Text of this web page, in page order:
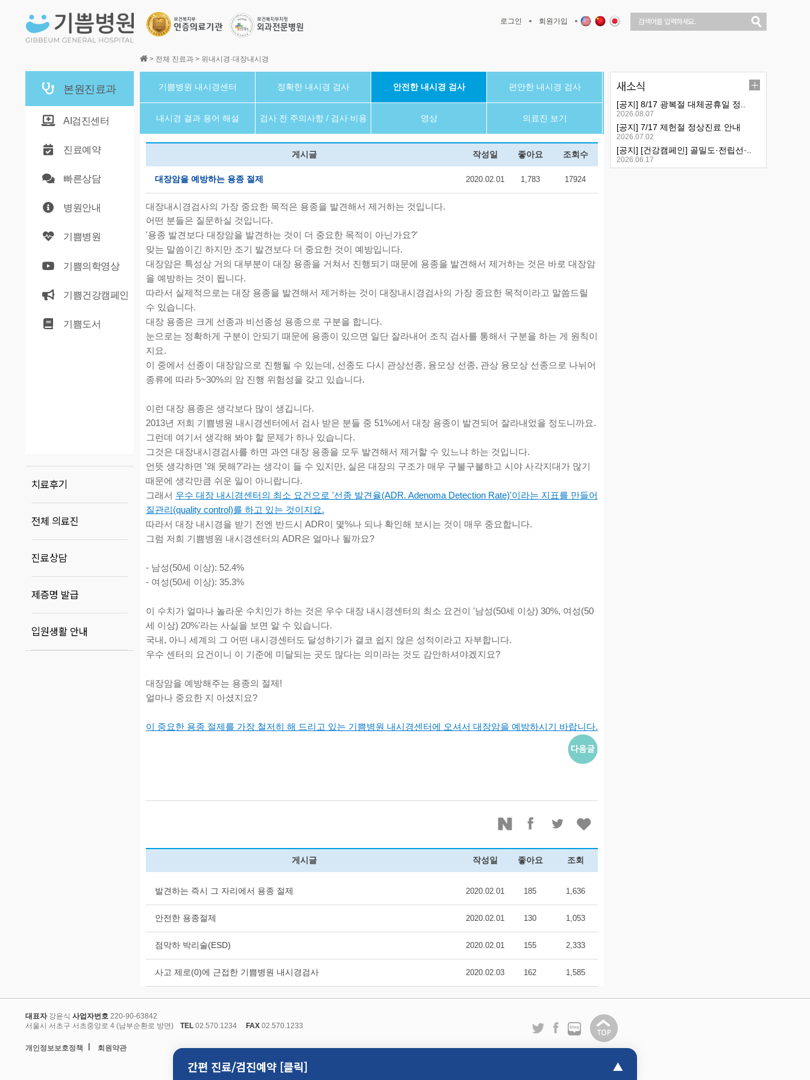
로그인 회원가입
본원진료과
AI검진센터
진료예약
빠른상담
병원안내
기쁨병원
기쁨의학영상
기쁨건강캠페인
기쁨도서
치료후기
전체 의료진
진료상담
제증명 발급
입원생활 안내
> 전체 진료과 > 위내시경·대장내시경
기쁨병원 내시경센터 정확한 내시경 검사 안전한 내시경 검사 편안한 내시경 검사
내시경 결과 용어 해설 검사 전 주의사항 / 검사 비용 영상 의료진 보기
게시글 작성일 좋아요 조회수
대장암을 예방하는 용종 절제 2020.02.01 1,783 17924
대장내시경검사의 가장 중요한 목적은 용종을 발견해서 제거하는 것입니다.
어떤 분들은 질문하실 것입니다.
'용종 발견보다 대장암을 발견하는 것이 더 중요한 목적이 아닌가요?'
맞는 말씀이긴 하지만 조기 발견보다 더 중요한 것이 예방입니다.
대장암은 특성상 거의 대부분이 대장 용종을 거쳐서 진행되기 때문에 용종을 발견해서 제거하는 것은 바로 대장암
을 예방하는 것이 됩니다.
따라서 실제적으로는 대장 용종을 발견해서 제거하는 것이 대장내시경검사의 가장 중요한 목적이라고 말씀드릴
수 있습니다.
대장 용종은 크게 선종과 비선종성 용종으로 구분을 합니다.
눈으로는 정확하게 구분이 안되기 때문에 용종이 있으면 일단 잘라내어 조직 검사를 통해서 구분을 하는 게 원칙이
지요.
이 중에서 선종이 대장암으로 진행될 수 있는데, 선종도 다시 관상선종, 융모상 선종, 관상 융모상 선종으로 나뉘어
종류에 따라 5~30%의 암 진행 위험성을 갖고 있습니다.
이런 대장 용종은 생각보다 많이 생깁니다.
2013년 저희 기쁨병원 내시경센터에서 검사 받은 분들 중 51%에서 대장 용종이 발견되어 잘라내었을 정도니까요.
그런데 여기서 생각해 봐야 할 문제가 하나 있습니다.
그것은 대장내시경검사를 하면 과연 대장 용종을 모두 발견해서 제거할 수 있느냐 하는 것입니다.
언뜻 생각하면 '왜 못해?'라는 생각이 들 수 있지만, 실은 대장의 구조가 매우 구불구불하고 시야 사각지대가 많기
때문에 생각만큼 쉬운 일이 아니랍니다.
그래서 우수 대장 내시경센터의 최소 요건으로 '선종 발견율(ADR. Adenoma Detection Rate)'이라는 지표를 만들어
질관리(quality control)를 하고 있는 것이지요.
따라서 대장 내시경을 받기 전엔 반드시 ADR이 몇%나 되나 확인해 보시는 것이 매우 중요합니다.
그럼 저희 기쁨병원 내시경센터의 ADR은 얼마나 될까요?
- 남성(50세 이상): 52.4%
- 여성(50세 이상): 35.3%
이 수치가 얼마나 놀라운 수치인가 하는 것은 우수 대장 내시경센터의 최소 요건이 '남성(50세 이상) 30%, 여성(50
세 이상) 20%'라는 사실을 보면 알 수 있습니다.
국내, 아니 세계의 그 어떤 내시경센터도 달성하기가 결코 쉽지 않은 성적이라고 자부합니다.
우수 센터의 요건이니 이 기준에 미달되는 곳도 많다는 의미라는 것도 감안하셔야겠지요?
대장암을 예방해주는 용종의 절제!
얼마나 중요한 지 아셨지요?
이 중요한 용종 절제를 가장 철저히 해 드리고 있는 기쁨병원 내시경센터에 오셔서 대장암을 예방하시기 바랍니다.
게시글 작성일 좋아요 조회
발견하는 즉시 그 자리에서 용종 절제 2020.02.01 185 1,636
안전한 용종절제 2020.02.01 130 1,053
점막하 박리술(ESD) 2020.02.01 155 2,333
사고 제로(0)에 근접한 기쁨병원 내시경검사 2020.02.03 162 1,585
새소식
[공지] 8/17 광복절 대체공휴일 정..
2026.08.07
[공지] 7/17 제헌절 정상진료 안내
2026.07.02
[공지] [건강캠페인] 골밀도·전립선·..
2026.06.17
대표자강윤식 사업자번호 220-90-63842
서울시 서초구 서초중앙로 4 (남부순환로 방면)
TEL 02.570.1234 FAX 02.570.1233
개인정보보호정책 회원약관
간편 진료/검진예약 [클릭]